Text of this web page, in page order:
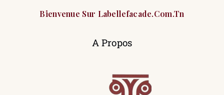
Bienvenue Sur Labellefacade.com.tn
A Propos